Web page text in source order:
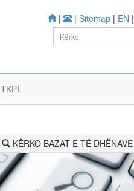
| | Sitemap | EN |
TKPI
KËRKO BAZAT E TË DHËNAVE